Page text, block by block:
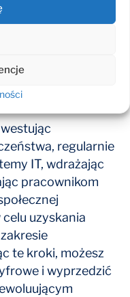
wiedzy i zasobów
rozwiązań
firmy
regularnie
IT, wdrażając
pracownikom
uzyskania
te kroki, możesz
i wyprzedzić